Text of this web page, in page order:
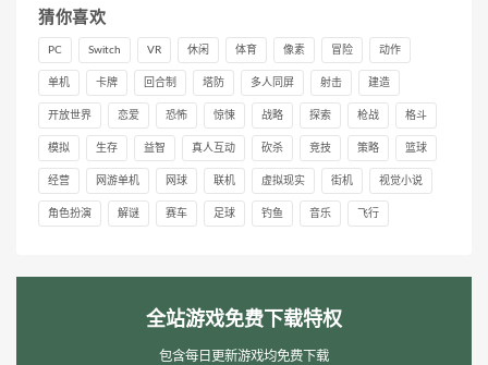
猜你喜欢
PC Switch VR 休闲 体育 像素 冒险 动作
单机 卡牌 回合制 塔防 多人同屏 射击 建造
开放世界 恋爱 恐怖 惊悚 战略 探索 枪战 格斗
模拟 生存 益智 真人互动 砍杀 竞技 策略 篮球
经营 网游单机 网球 联机 虚拟现实 街机 视觉小说
角色扮演 解谜 赛车 足球 钓鱼 音乐 飞行
全站游戏免费下载特权
包含每日更新游戏均免费下载